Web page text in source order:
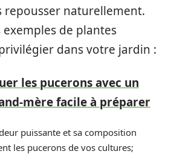
repousser naturellement.
de plantes
dans votre jardin :
les pucerons avec un
mère facile à préparer
puissante et sa composition
les pucerons de vos cultures;